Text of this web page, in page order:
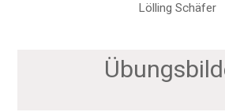
Lölling Schäfer